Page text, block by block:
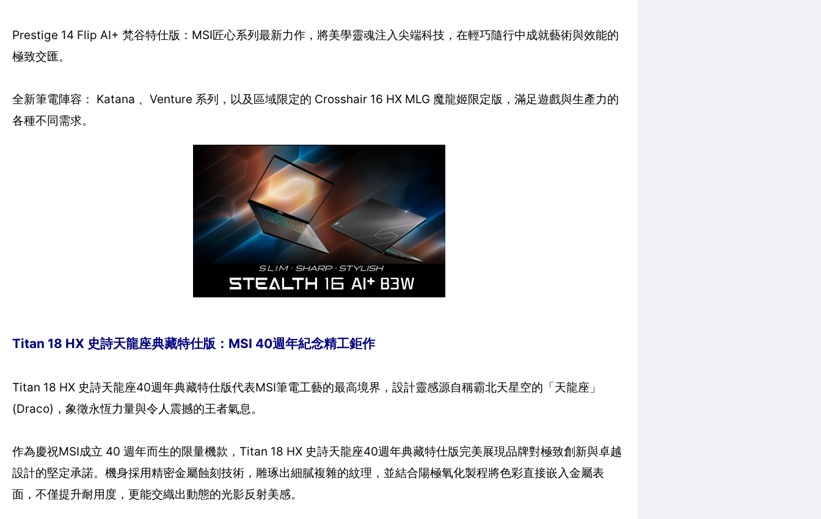
Prestige 14 Flip AI+ 梵谷特仕版：MSI匠心系列最新力作，將美學靈魂注入尖端科技，在輕巧隨行中成就藝術與效能的
極致交匯。
全新筆電陣容： Katana 、Venture 系列，以及區域限定的 Crosshair 16 HX MLG 魔龍姬限定版，滿足遊戲與生產力的
各種不同需求。
Titan 18 HX 史詩天龍座典藏特仕版：MSI 40週年紀念精工鉅作
Titan 18 HX 史詩天龍座40週年典藏特仕版代表MSI筆電工藝的最高境界，設計靈感源自稱霸北天星空的「天龍座」
(Draco)，象徵永恆力量與令人震撼的王者氣息。
作為慶祝MSI成立 40 週年而生的限量機款，Titan 18 HX 史詩天龍座40週年典藏特仕版完美展現品牌對極致創新與卓越
設計的堅定承諾。機身採用精密金屬蝕刻技術，雕琢出細膩複雜的紋理，並結合陽極氧化製程將色彩直接嵌入金屬表
面，不僅提升耐用度，更能交織出動態的光影反射美感。